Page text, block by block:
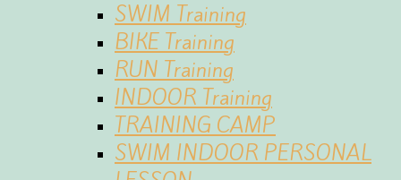
SWIM Training
BIKE Training
RUN Training
INDOOR Training
TRAINING CAMP
SWIM INDOOR PERSONAL